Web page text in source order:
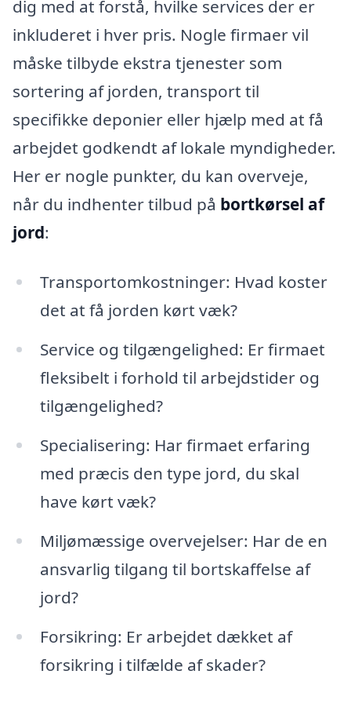
dig med at forstå, hvilke services der er
inkluderet i hver pris. Nogle firmaer vil
måske tilbyde ekstra tjenester som
sortering af jorden, transport til
specifikke deponier eller hjælp med at få
arbejdet godkendt af lokale myndigheder.
Her er nogle punkter, du kan overveje,
når du indhenter tilbud på bortkørsel af
jord:
Transportomkostninger: Hvad koster
det at få jorden kørt væk?
Service og tilgængelighed: Er firmaet
fleksibelt i forhold til arbejdstider og
tilgængelighed?
Specialisering: Har firmaet erfaring
med præcis den type jord, du skal
have kørt væk?
Miljømæssige overvejelser: Har de en
ansvarlig tilgang til bortskaffelse af
jord?
Forsikring: Er arbejdet dækket af
forsikring i tilfælde af skader?